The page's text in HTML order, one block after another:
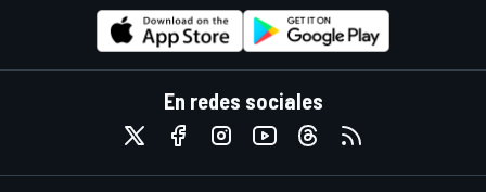
En redes sociales